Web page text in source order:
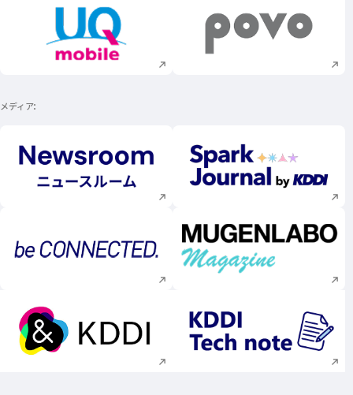
新規ウィンドウで開く 新規ウィンドウで
メディア
新規ウィンドウで開く 新規ウィンドウで
新規ウィンドウで開く 新規ウィンドウで
新規ウィンドウで開く 新規ウィンドウで